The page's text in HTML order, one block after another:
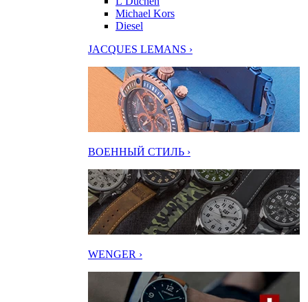
Michael Kors
Diesel
JACQUES LEMANS ›
ВОЕННЫЙ СТИЛЬ ›
WENGER ›